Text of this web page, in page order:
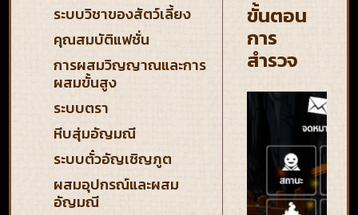
ระบบวิชาของสัตว์เลี้ยง
คุณสมบัติแฟชั่น
การผสมวิญญาณและการ
ผสมขั้นสูง
ระบบตรา
หีบสุ่มอัญมณี
ระบบตั๋วอัญเชิญภูต
ผสมอุปกรณ์และผสม
อัญมณี
ขั้นตอน
การ
สำรวจ